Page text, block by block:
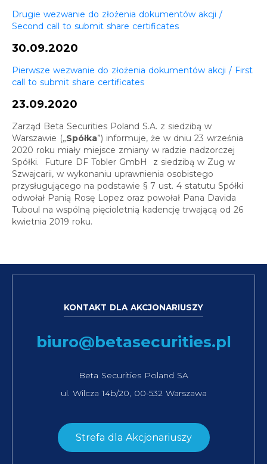
Drugie wezwanie do złożenia dokumentów akcji /
Second call to submit share certificates
30.09.2020
Pierwsze wezwanie do złożenia dokumentów akcji / First
call to submit share certificates
23.09.2020
Zarząd Beta Securities Poland S.A. z siedzibą w
Warszawie („Spółka”) informuje, że w dniu 23 września
2020 roku miały miejsce zmiany w radzie nadzorczej
Spółki. Future DF Tobler GmbH z siedzibą w Zug w
Szwajcarii, w wykonaniu uprawnienia osobistego
przysługującego na podstawie § 7 ust. 4 statutu Spółki
odwołał Panią Rosę Lopez oraz powołał Pana Davida
Tuboul na wspólną pięcioletnią kadencję trwającą od 26
kwietnia 2019 roku.
KONTAKT DLA AKCJONARIUSZY
biuro@betasecurities.pl
Beta Securities Poland SA
ul. Wilcza 14b/20, 00-532 Warszawa
Strefa dla Akcjonariuszy